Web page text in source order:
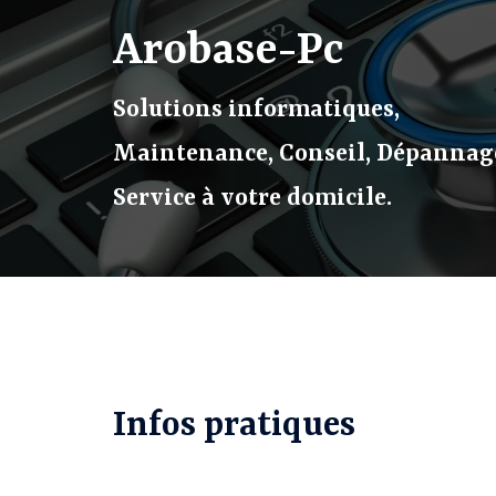
Aller
contenu
Arobase-Pc
Solutions informatiques,
Maintenance, Conseil,
Service à votre domicile.
Infos pratiques